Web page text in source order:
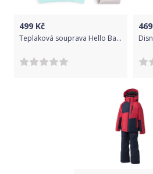
499 Kč
Teplaková souprava Hello Baby 98
469